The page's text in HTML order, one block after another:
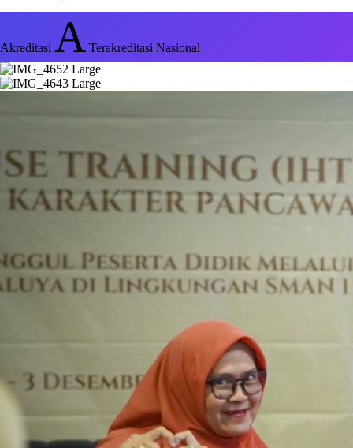
Akreditasi A Terakreditasi Nasional